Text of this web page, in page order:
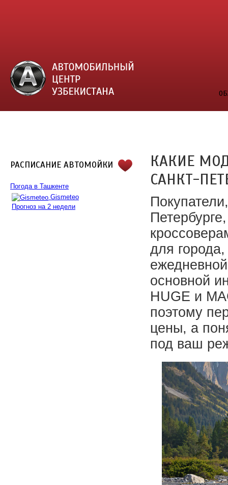
РАСПИСАНИЕ АВТОМОЙКИ
Погода в Ташкенте
Gismeteo
Прогноз на 2 недели
КАКИЕ
САНКТ-
для
основной
HUGE и
поэтому
цены, а
под ваш